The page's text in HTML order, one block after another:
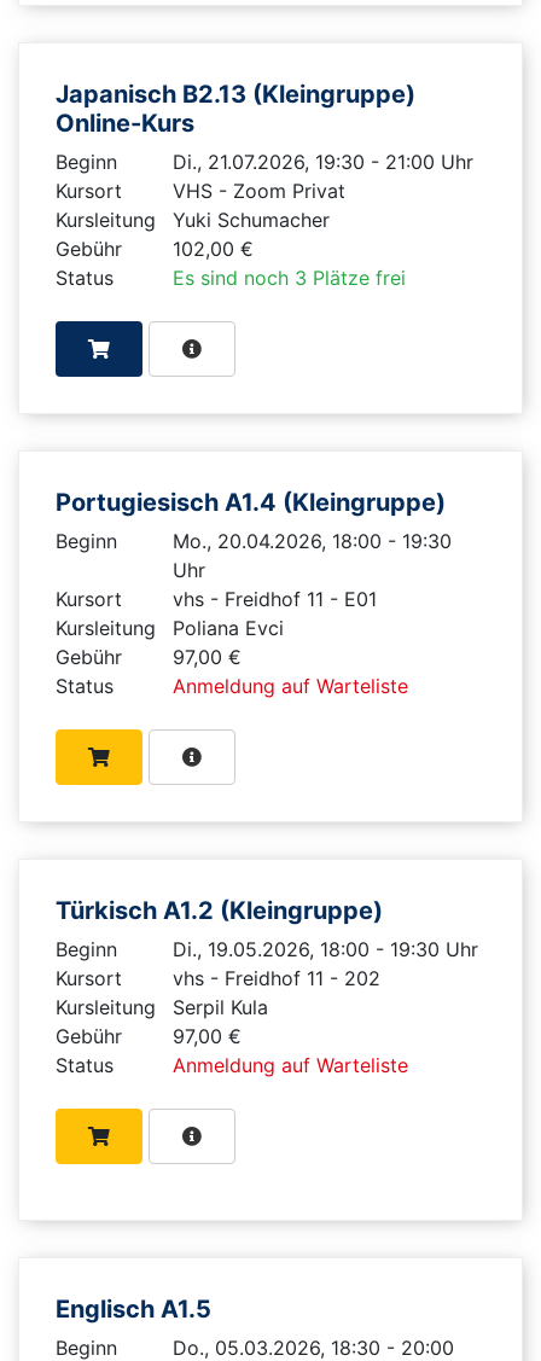
Japanisch B2.13 (Kleingruppe)
Online-Kurs
Beginn
Di., 21.07.2026, 19:30 - 21:00 Uhr
Kursort
VHS - Zoom Privat
Kursleitung
Yuki Schumacher
Gebühr
102,00 €
Status
Es sind noch 3 Plätze frei
Portugiesisch A1.4 (Kleingruppe)
Beginn
Mo., 20.04.2026, 18:00 - 19:30
Uhr
Kursort
vhs - Freidhof 11 - E01
Kursleitung
Poliana Evci
Gebühr
97,00 €
Status
Anmeldung auf Warteliste
Türkisch A1.2 (Kleingruppe)
Beginn
Di., 19.05.2026, 18:00 - 19:30 Uhr
Kursort
vhs - Freidhof 11 - 202
Kursleitung
Serpil Kula
Gebühr
97,00 €
Status
Anmeldung auf Warteliste
Englisch A1.5
Beginn
Do., 05.03.2026, 18:30 - 20:00